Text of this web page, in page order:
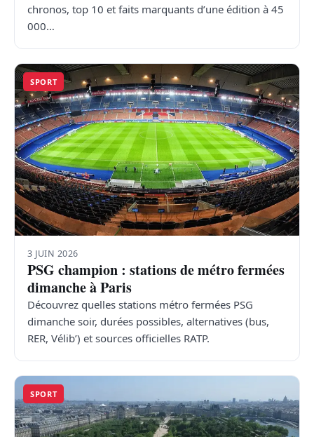
chronos, top 10 et faits marquants d’une édition à 45
000…
SPORT
3 JUIN 2026
PSG champion : stations de métro fermées
dimanche à Paris
Découvrez quelles stations métro fermées PSG
dimanche soir, durées possibles, alternatives (bus,
RER, Vélib’) et sources officielles RATP.
SPORT